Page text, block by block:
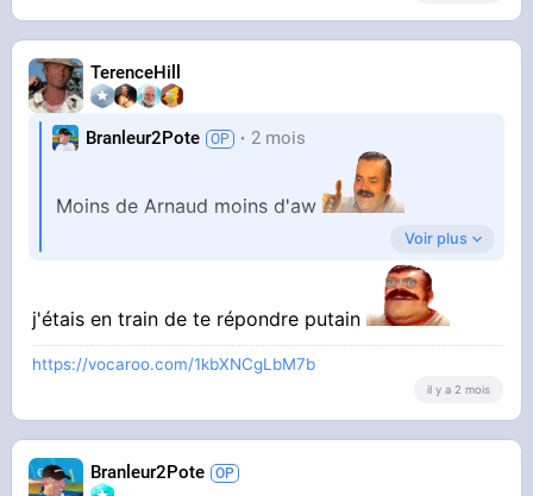
TerenceHill
Branleur2Pote 2 mois
Moins de Arnaud moins d'aw
Voir plus
j'étais en train de te répondre putain
https://vocaroo.com/1kbXNCgLbM7b
il y a 2 mois
Branleur2Pote